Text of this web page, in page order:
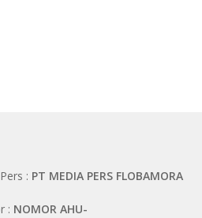
: PT MEDIA PERS FLOBAMORA
: NOMOR AHU-